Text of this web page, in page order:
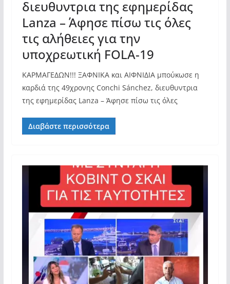
διευθυντρια της εφημερίδας
Lanza – Άφησε πίσω τις όλες
τις αλήθειες για την
υποχρεωτική FOLA-19
ΚΑΡΜΑΓΕΔΩΝ!!! ΞΑΦΝΙΚΑ και ΑΙΦΝΙΔΙΑ μπούκωσε η
καρδιά της 49χρονης Conchi Sánchez, διευθυντρια
της εφημερίδας Lanza – Άφησε πίσω τις όλες
Διαβάστε περισσότερα